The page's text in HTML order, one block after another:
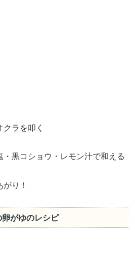
さじ2
ラを叩く
・黒コショウ・レモン汁で和える
り！
がゆのレシピ